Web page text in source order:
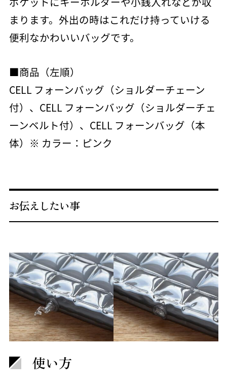
まります。外出の時はこれだけ持っていける
便利なかわいいバッグです。
■商品（左順）
CELL フォーンバッグ（ショルダーチェーン
付）、CELL フォーンバッグ（ショルダーチェ
ーンベルト付）、CELL フォーンバッグ（本
体）※ カラー：ピンク
お伝えしたい事
使い方